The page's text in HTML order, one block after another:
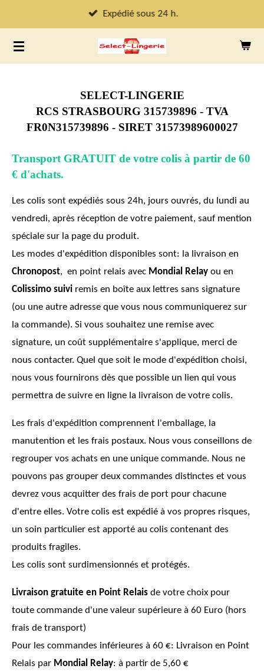
au
contenu
principal
Expédié sous 24 h.
SELECT-LINGERIE
RCS STRASBOURG 315739896 - TVA
FR0N315739896 - SIRET 31573989600027
Transport GRATUIT de votre colis à partir de 60
€ d'achats.
Les colis sont expédiés sous 24h, jours ouvrés, du lundi au
vendredi, après réception de votre paiement, sauf mention
spéciale sur la page du produit.
Les modes d'expédition disponibles sont: la livraison en
Chronopost, en point relais avec Mondial Relay ou en
Colissimo suivi remis en boîte aux lettres sans signature
(ou une autre adresse que vous nous communiquerez sur
la commande). Si vous souhaitez une remise avec
signature, un coût supplémentaire s'applique, merci de
nous contacter. Quel que soit le mode d'expédition choisi,
nous vous fournirons dès que possible un lien qui vous
permettra de suivre en ligne la livraison de votre colis.
Les frais d'expédition comprennent l'emballage, la
manutention et les frais postaux. Nous vous conseillons de
regrouper vos achats en une unique commande. Nous ne
pouvons pas grouper deux commandes distinctes et vous
devrez vous acquitter des frais de port pour chacune
d'entre elles. Votre colis est expédié à vos propres risques,
un soin particulier est apporté au colis contenant des
produits fragiles.
Les colis sont surdimensionnés et protégés.
Livraison gratuite en Point Relais de votre choix pour
toute commande d'une valeur supérieure à 60 Euro (hors
frais de transport)
Pour les commandes inférieures à 60 €: Livraison en Point
Relais par Mondial Relay: à partir de 5,60 €